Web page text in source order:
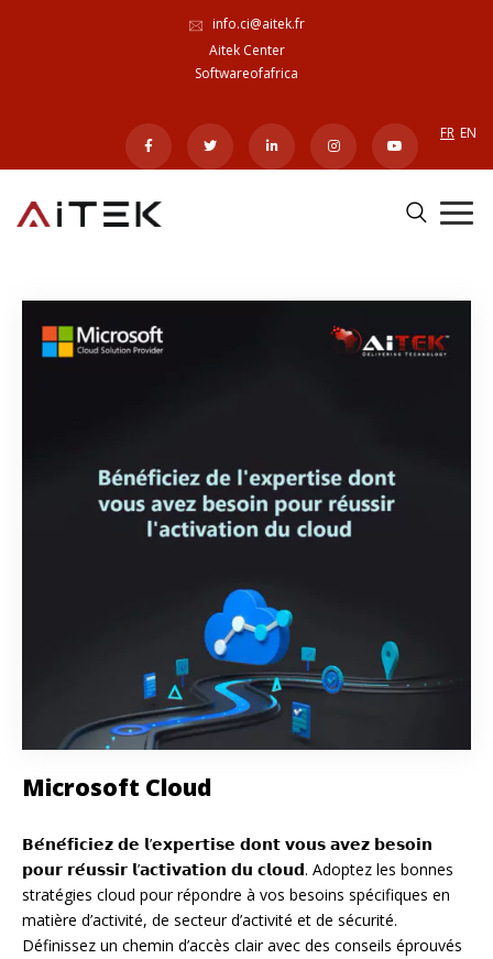
info.ci@aitek.fr
Aitek Center
Softwareofafrica
FR EN
Microsoft Cloud
𝗕𝗲́𝗻𝗲́𝗳𝗶𝗰𝗶𝗲𝘇 𝗱𝗲 𝗹’𝗲𝘅𝗽𝗲𝗿𝘁𝗶𝘀𝗲 𝗱𝗼𝗻𝘁 𝘃𝗼𝘂𝘀 𝗮𝘃𝗲𝘇 𝗯𝗲𝘀𝗼𝗶𝗻
𝗽𝗼𝘂𝗿 𝗿𝗲́𝘂𝘀𝘀𝗶𝗿 𝗹’𝗮𝗰𝘁𝗶𝘃𝗮𝘁𝗶𝗼𝗻 𝗱𝘂 𝗰𝗹𝗼𝘂𝗱. Adoptez les bonnes
stratégies cloud pour répondre à vos besoins spécifiques en
matière d’activité, de secteur d’activité et de sécurité.
Définissez un chemin d’accès clair avec des conseils éprouvés